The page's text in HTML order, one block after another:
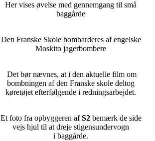
Her vises øvelse med gennemgang til små
baggårde
Den Franske Skole bombarderes af engelske
Moskito jagerbombere
Det bør nævnes, at i den aktuelle film om
bombningen af den Franske skole deltog
køretøjet efterfølgende i redningsarbejdet.
Et foto fra opbyggeren afS2bemærk de side
vejs hjul til at dreje stigensundervogn
i baggårde.